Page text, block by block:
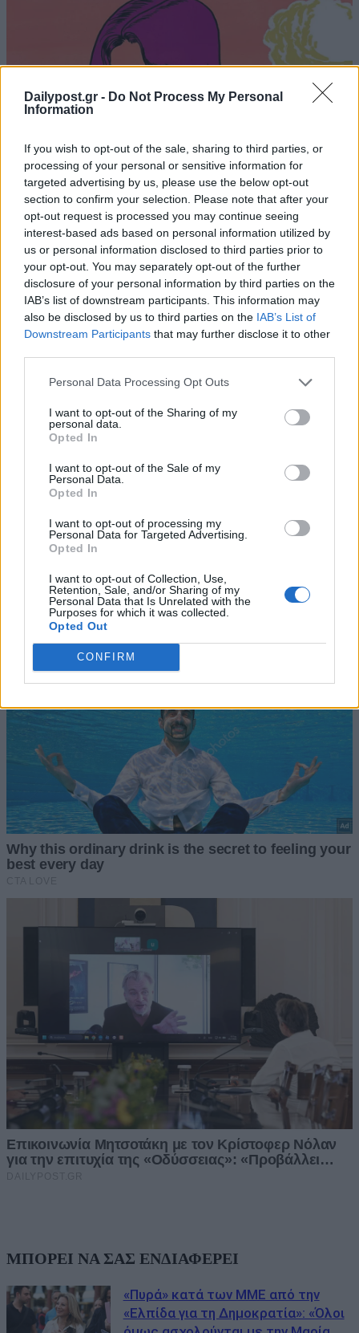
Dailypost.gr - Do Not Process My Personal
Information
If you wish to opt-out of the sale, sharing to third parties, or
processing of your personal or sensitive information for
targeted advertising by us, please use the below opt-out
section to confirm your selection. Please note that after your
opt-out request is processed you may continue seeing
interest-based ads based on personal information utilized by
us or personal information disclosed to third parties prior to
your opt-out. You may separately opt-out of the further
disclosure of your personal information by third parties on the
IAB’s list of downstream participants. This information may
also be disclosed by us to third parties on the IAB’s List of
Downstream Participants that may further disclose it to other
Personal Data Processing Opt Outs
I want to opt-out of the Sharing of my
personal data.
Opted In
I want to opt-out of the Sale of my
Personal Data.
Opted In
I want to opt-out of processing my
Personal Data for Targeted Advertising.
Opted In
I want to opt-out of Collection, Use,
Retention, Sale, and/or Sharing of my
Personal Data that Is Unrelated with the
Purposes for which it was collected.
Opted Out
CONFIRM
ΜΠΟΡΕΙ ΝΑ ΣΑΣ ΕΝΔΙΑΦΕΡΕΙ
«Πυρά» κατά των ΜΜΕ από την
«Ελπίδα για τη Δημοκρατία»: «Όλοι